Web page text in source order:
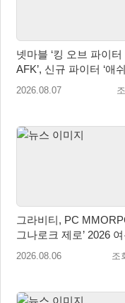
넷마블 ‘킹 오브 파이터
AFK’, 신규 파이터 ‘애
림존’ 업데이트
2026.08.07
그라비티, PC
그나로크 제로’ 2026
로모션 진행!
2026.08.06 조